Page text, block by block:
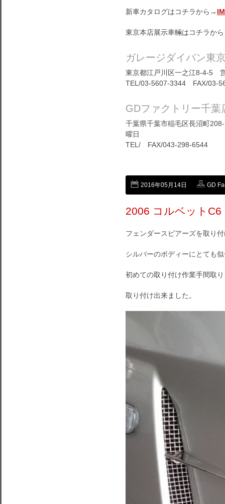
新車カタログはコチラから→
東京本店展示車輛はコチラか
ガレージダイバン東
東京都江戸川区一之江8-4-5
TEL/03-5607-3344 FAX/03-
GDファクトリー千葉
千葉県千葉市稲毛区長沼町
曜日
TEL/ FAX/043-298-6544
2016年05月14日 GD
2006 コルベット
フェンダースピアーズを取り
シルバーのボディーにとても
初めての取り付け作業手間取
取り付け出来ました。